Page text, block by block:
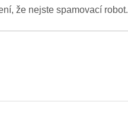
že nejste spamovací robot.